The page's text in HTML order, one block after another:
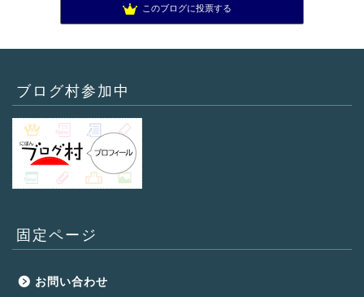
このブログに投票する
ブログ村参加中
固定ページ
お問い合わせ